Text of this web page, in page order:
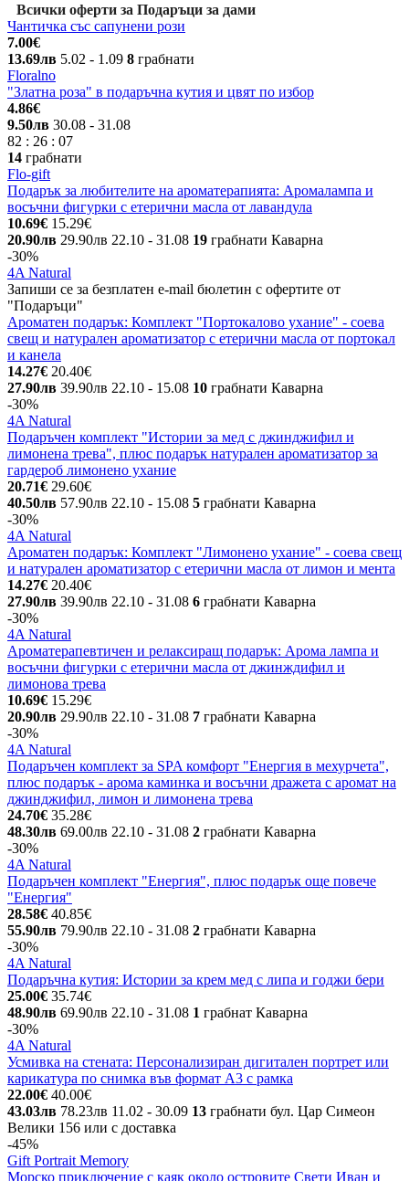
Всички оферти за Подаръци за дами
Чантичка със сапунени рози
7.00€
13.69лв 5.02 - 1.09 8 грабнати
Floralno
"Златна роза" в подаръчна кутия и цвят по избор
4.86€
9.50лв 30.08 - 31.08
82 : 26 : 07
14 грабнати
Flo-gift
Подарък за любителите на ароматерапията: Аромалампа и
восъчни фигурки с етерични масла от лавандула
10.69€ 15.29€
20.90лв 29.90лв 22.10 - 31.08 19 грабнати Каварна
-30%
4A Natural
Запиши се за безплатен e-mail бюлетин с офертите от
"Подаръци"
Ароматен подарък: Комплект "Портокалово ухание" - соева
свещ и натурален ароматизатор с етерични масла от портокал
и канела
14.27€ 20.40€
27.90лв 39.90лв 22.10 - 15.08 10 грабнати Каварна
-30%
4A Natural
Подаръчен комплект "Истории за мед с джинджифил и
лимонена трева", плюс подарък натурален ароматизатор за
гардероб лимонено ухание
20.71€ 29.60€
40.50лв 57.90лв 22.10 - 15.08 5 грабнати Каварна
-30%
4A Natural
Ароматен подарък: Комплект "Лимонено ухание" - соева свещ
и натурален ароматизатор с етерични масла от лимон и мента
14.27€ 20.40€
27.90лв 39.90лв 22.10 - 31.08 6 грабнати Каварна
-30%
4A Natural
Ароматерапевтичен и релаксиращ подарък: Арома лампа и
восъчни фигурки с етерични масла от джинждифил и
лимонова трева
10.69€ 15.29€
20.90лв 29.90лв 22.10 - 31.08 7 грабнати Каварна
-30%
4A Natural
Подаръчен комплект за SPA комфорт "Енергия в мехурчета",
плюс подарък - арома каминка и восъчни дражета с аромат на
джинджифил, лимон и лимонена трева
24.70€ 35.28€
48.30лв 69.00лв 22.10 - 31.08 2 грабнати Каварна
-30%
4A Natural
Подаръчен комплект "Енергия", плюс подарък още повече
"Енергия"
28.58€ 40.85€
55.90лв 79.90лв 22.10 - 31.08 2 грабнати Каварна
-30%
4A Natural
Подаръчна кутия: Истории за крем мед с липа и годжи бери
25.00€ 35.74€
48.90лв 69.90лв 22.10 - 31.08 1 грабнат Каварна
-30%
4A Natural
Усмивка на стената: Персонализиран дигитален портрет или
карикатура по снимка във формат А3 с рамка
22.00€ 40.00€
43.03лв 78.23лв 11.02 - 30.09 13 грабнати бул. Цар Симеон
Велики 156 или с доставка
-45%
Gift Portrait Memory
Морско приключение с каяк около островите Свети Иван и